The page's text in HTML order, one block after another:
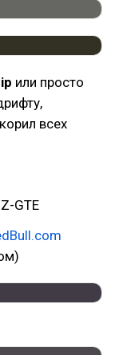
или просто
всех
GTE